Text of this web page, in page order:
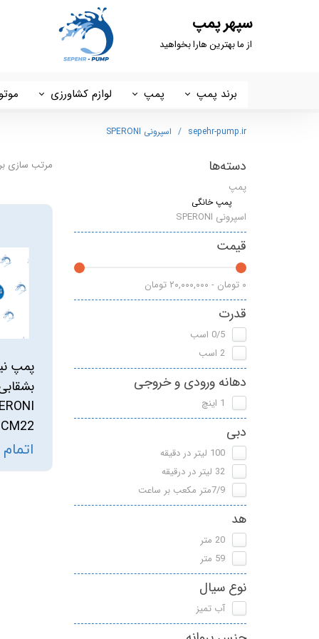
سپهر پمپ
از ما بهترین هارا بخواهید
برند پمپ
داب DAB
سیستما SISTEMA
تایفو
آبکو ABCO
گرین GREEN
شیمجه
راد پمپ
فالکو
پلیکام
گالی
آبارا
توکیو
راناب
رهاب
لوما LOMA
آکوا استرانگ
ان سی NC
پمپ
پمپ خانگی
لوازم کشاورزی
کفکش ، لجنکش و شناور
پوتر
ETQ
sepehr-pump.ir اسپرونی SPERONI
دسته‌ها
پمپ
پمپ خانگی
اسپرونی SPERONI
قیمت
۰ تومان - ۲۰,۰۰۰,۰۰۰ تومان
قدرت
0/5 اسب
2 اسب
دهانه ورودی و خروجی
1 اینچ
دبی
100 لیتر در دقیقه
32 لیتر در درقیقه
7/9متر مکعب بر ساعت
هد
20 متر
59 متر
نوع سیال
آب تمیز
مرتب سازی
پمپ
CM22